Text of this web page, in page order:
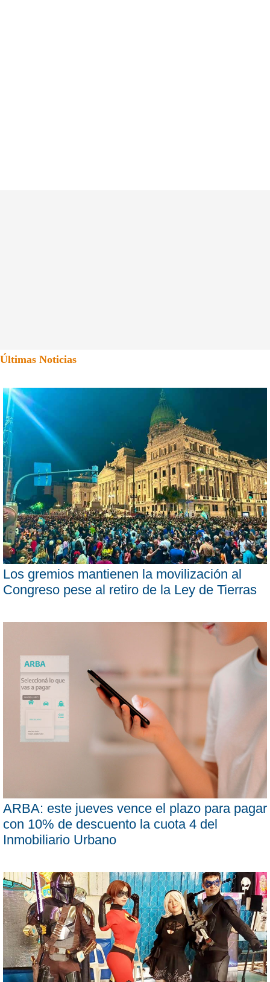
Últimas Noticias
Los gremios mantienen la movilización al
Congreso pese al retiro de la Ley de Tierras
ARBA: este jueves vence el plazo para pagar
con 10% de descuento la cuota 4 del
Inmobiliario Urbano